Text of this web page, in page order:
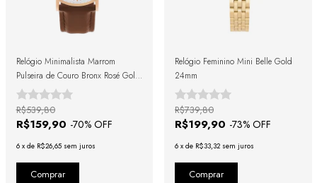
Relógio Minimalista Marrom
Pulseira de Couro Bronx Rosé Gold
40mm
R$159,90 -70% OFF
R$539,80
6 x de R$26,65 sem juros
Relógio Feminino Mini Belle Gold
24mm
R$199,90 -73% OFF
R$739,80
6 x de R$33,32 sem juros